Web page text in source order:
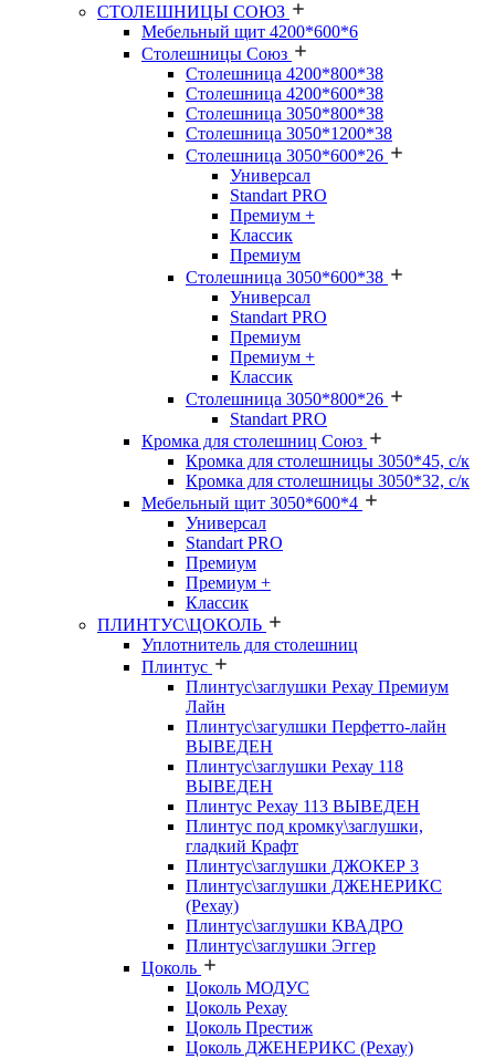
СТОЛЕШНИЦЫ СОЮЗ
Мебельный щит 4200*600*6
Столешницы Союз
Столешница 4200*800*38
Столешница 4200*600*38
Столешница 3050*800*38
Столешница 3050*1200*38
Столешница 3050*600*26
Универсал
Standart PRO
Премиум +
Классик
Премиум
Столешница 3050*600*38
Универсал
Standart PRO
Премиум
Премиум +
Классик
Столешница 3050*800*26
Standart PRO
Кромка для столешниц Союз
Кромка для столешницы 3050*45, с/к
Кромка для столешницы 3050*32, с/к
Мебельный щит 3050*600*4
Универсал
Standart PRO
Премиум
Премиум +
Классик
ПЛИНТУС\ЦОКОЛЬ
Уплотнитель для столешниц
Плинтус
Плинтус\заглушки Рехау Премиум
Лайн
Плинтус\загулшки Перфетто-лайн
ВЫВЕДЕН
Плинтус\заглушки Рехау 118
ВЫВЕДЕН
Плинтус Рехау 113 ВЫВЕДЕН
Плинтус под кромку\заглушки,
гладкий Крафт
Плинтус\заглушки ДЖОКЕР 3
Плинтус\заглушки ДЖЕНЕРИКС
(Рехау)
Плинтус\заглушки КВАДРО
Плинтус\заглушки Эггер
Цоколь
Цоколь МОДУС
Цоколь Рехау
Цоколь Престиж
Цоколь ДЖЕНЕРИКС (Рехау)